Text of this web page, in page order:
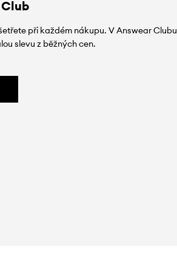
při každém nákupu. V Answear Clubu
slevu z běžných cen.